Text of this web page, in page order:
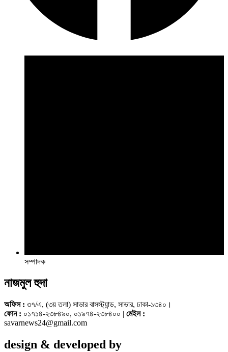
সম্পাদক
নাজমুল হুদা
অফিস : ৩৭/এ, (৩য় তলা) সাভার বাসস্ট্যান্ড, সাভার, ঢাকা-১৩৪০।
ফোন : ০১৭১৪-২৩৮৪৯০, ০১৯৭৪-২৩৮৪০০ | মেইল :
savarnews24@gmail.com
design & developed by